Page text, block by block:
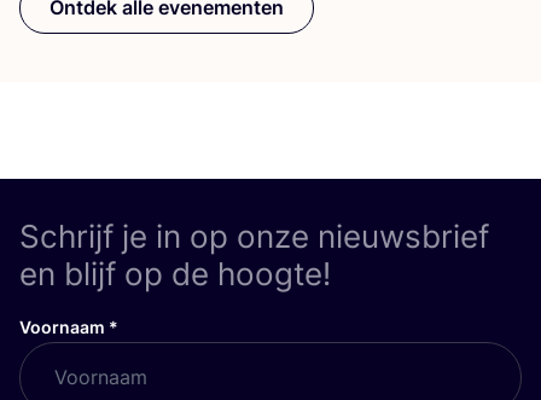
Ontdek alle evenementen
Schrijf je in op onze nieuwsbrief
en blijf op de hoogte!
Voornaam *